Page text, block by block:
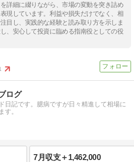
詳細に綴りながら、市場の変動を突き詰め
現しています。利益や損失だけでなく、相
目し、実践的な経験と読み取り方を示しま
、安心して投資に臨める指南役としての役
ログ
日記です。臆病ですが日々精進して相場に
す。
7月収支＋1,462,000